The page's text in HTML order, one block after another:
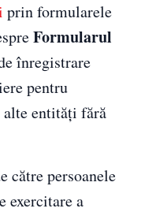
prin formularele
Formularul
înregistrare
pentru
entități fără
către persoanele
exercitare a